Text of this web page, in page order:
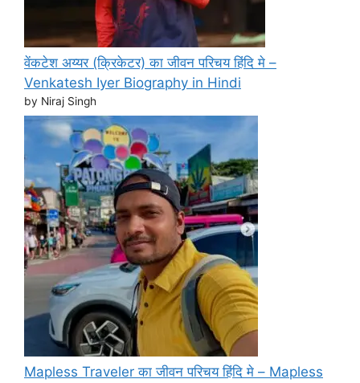
वेंकटेश अय्यर (क्रिकेटर) का जीवन परिचय हिंदि मे –
Venkatesh Iyer Biography in Hindi
by Niraj Singh
Mapless Traveler का जीवन परिचय हिंदि मे – Mapless